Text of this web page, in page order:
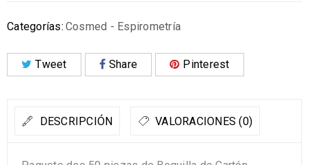
Categorías: Cosmed - Espirometría
Tweet Share Pinterest
DESCRIPCIÓN VALORACIONES (0)